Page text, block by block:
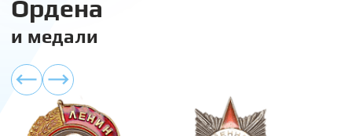
Ордена
и медали